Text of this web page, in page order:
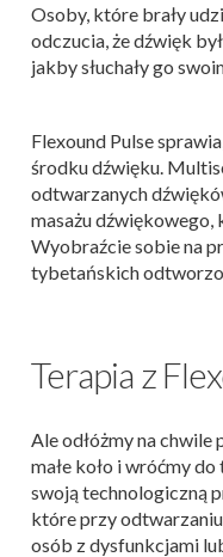
Osoby, które brały
odczucia, że dźwięk
jakby słuchały go
Flexound Pulse
środku dźwięku.
odtwarzanych
masażu dźwiękowego,
Wyobraźcie sobie na
tybetańskich
Terapia z
Ale odłóżmy na
małe koło i wróćmy
swoją technologiczną
które przy odtwarzaniu
osób z dysfunkcjami